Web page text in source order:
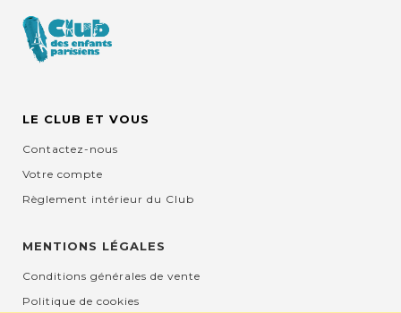
LE CLUB ET VOUS
Contactez-nous
Votre compte
Règlement intérieur du Club
MENTIONS LÉGALES
Conditions générales de vente
Politique de cookies